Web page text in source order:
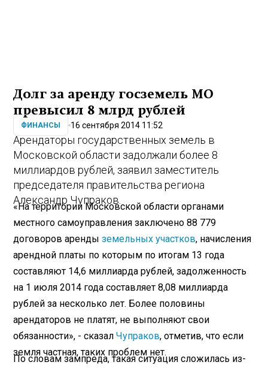
Долг за аренду госземель МО
превысил 8 млрд рублей
ФИНАНСЫ 16 сентября 2014 11:52
Арендаторы государственных земель в
Московской области задолжали более 8
миллиардов рублей, заявил заместитель
председателя правительства региона
Александр Чупраков.
«На территории Московской области органами
местного самоуправления заключено 88 779
договоров арендыземельных участков, начисления
арендной платы по которым по итогам 13 года
составляют 14,6 миллиарда рублей, задолженность
на 1 июля 2014 года составляет 8,08 миллиарда
рублей за несколько лет. Более половины
арендаторов не платят, не выполняют свои
обязанности», - сказалЧупраков, отметив, что если
земля частная, таких проблем нет.
По словам зампреда, такая ситуация сложилась из-